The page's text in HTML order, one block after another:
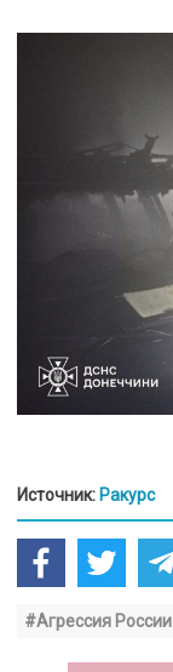
Источник: Ракурс
#Агрессия России